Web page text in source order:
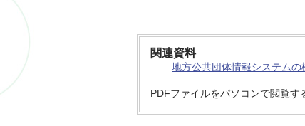
関連資料
地方公共団体情報システムの
PDFファイルをパソコンで閲覧す